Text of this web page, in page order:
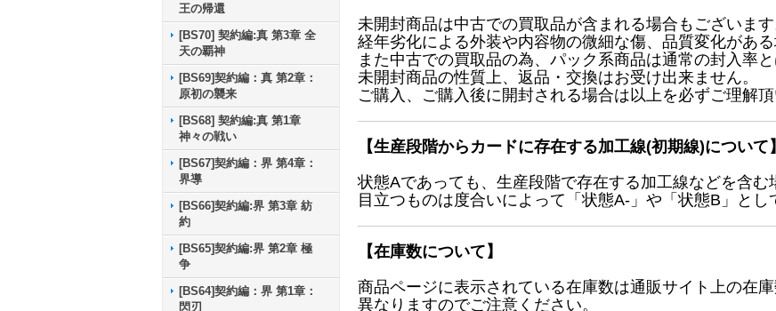
王の帰還
[BS70] 契約編:真 第3章 全
天の覇神
[BS69]契約編：真 第2章：
原初の襲来
[BS68] 契約編:真 第1章
神々の戦い
[BS67]契約編：界 第4章：
界導
[BS66]契約編:界 第3章 紡
約
[BS65]契約編:界 第2章 極
争
[BS64]契約編：界 第1章：
閃刃
未開封商品は中古での買取品が含まれる場合もございます
経年劣化による外装や内容物の微細な傷、品質変化がある
また中古での買取品の為、パック系商品は通常の封入率
未開封商品の性質上、返品・交換はお受け出来ません。
ご購入、ご購入後に開封される場合は以上を必ずご理解頂
【生産段階からカードに存在する加工線(初期線)について】
状態Aであっても、生産段階で存在する加工線などを含
目立つものは度合いによって「状態A-」や「状態B」とし
【在庫数について】
商品ページに表示されている在庫数は通販サイト上の在
異なりますのでご注意ください。